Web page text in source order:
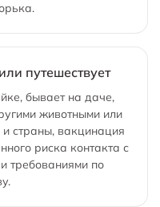
путешествует
бывает на даче,
животными или
страны, вакцинация
риска контакта с
требованиями по